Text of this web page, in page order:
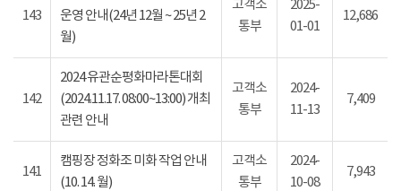
143
운영 안내(24년 12월 ~ 25년 2
월)
고객소
통부
2025-
01-01
12,686
142
2024 유관순평화마라톤대회
(2024.11.17. 08:00~13:00) 개최
관련 안내
고객소
통부
2024-
11-13
7,409
141
캠핑장 정화조 미화 작업 안내
(10. 14. 월)
고객소
통부
2024-
10-08
7,943